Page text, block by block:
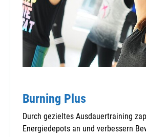
Burning Plus
Durch gezieltes Ausdauertraining
Energiedepots an und verbessern